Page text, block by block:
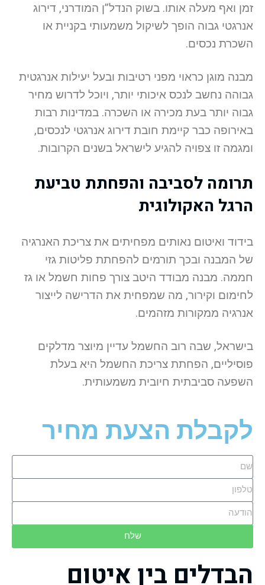
זמן ואף מעלה אותו. בשוק הנדל”ן המודרני, דירוג
אנרגטי גבוה הופך לשיקול משמעותי בקניית או
השכרת נכסים.
מבנה מוגן כראוי מפני רטיבות ובעל יעילות אנרגטית
גבוהה נחשב לנכס איכותי יותר, ויוכל לדרוש מחיר
גבוה יותר בעת מכירה או השכרה. במדינות רבות
באירופה כבר קיימת חובת דירוג אנרגטי לנכסים,
ומגמה זו צפויה להגיע לישראל בשנים הקרובות.
תרומה לסביבה והפחתת טביעת
הרגל האקולוגית
בידוד ואיטום נאותים מפחיתים את צריכת האנרגיה
של המבנה ובכך תורמים להפחתת פליטות גזי
חממה. מבנה מבודד היטב צורך פחות חשמל או גז
לחימום וקירור, מה שמפחית את הדרישה לייצור
אנרגיה ממקורות מזהמים.
בישראל, שבה רוב החשמל עדיין מיוצר מדלקים
פוסיליים, הפחתת צריכת החשמל היא בעלת
השפעה סביבתית חיובית משמעותית.
לקבלת הצעת מחיר
שלח
הבדלים בין איטום